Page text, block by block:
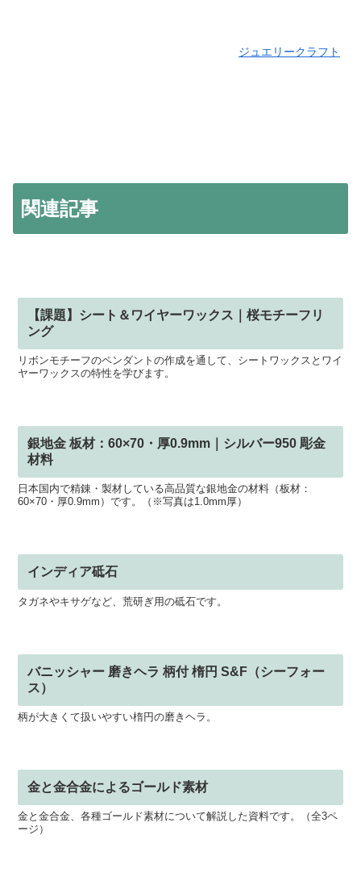
ジュエリークラフト
関連記事
【課題】シート＆ワイヤーワックス｜桜モチーフリ
ング
リボンモチーフのペンダントの作成を通して、シートワックスとワイ
ヤーワックスの特性を学びます。
銀地金 板材：60×70・厚0.9mm｜シルバー950 彫金
材料
日本国内で精錬・製材している高品質な銀地金の材料（板材：
60×70・厚0.9mm）です。（※写真は1.0mm厚）
インディア砥石
タガネやキサゲなど、荒研ぎ用の砥石です。
バニッシャー 磨きヘラ 柄付 楕円 S&F（シーフォー
ス）
柄が大きくて扱いやすい楕円の磨きヘラ。
金と金合金によるゴールド素材
金と金合金、各種ゴールド素材について解説した資料です。（全3ペ
ージ）